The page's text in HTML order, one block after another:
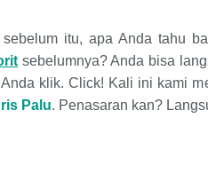
sebelum itu, apa Anda tahu
sebelumnya? Anda bisa
Anda klik. Click! Kali ini kami
Palu. Penasaran kan?